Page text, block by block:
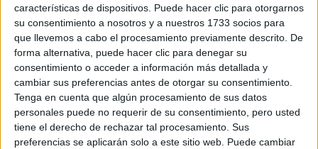
características de dispositivos. Puede hacer clic para otorgarnos
su consentimiento a nosotros y a nuestros 1733 socios para
que llevemos a cabo el procesamiento previamente descrito. De
forma alternativa, puede hacer clic para denegar su
consentimiento o acceder a información más detallada y
cambiar sus preferencias antes de otorgar su consentimiento.
Tenga en cuenta que algún procesamiento de sus datos
personales puede no requerir de su consentimiento, pero usted
tiene el derecho de rechazar tal procesamiento. Sus
preferencias se aplicarán solo a este sitio web. Puede cambiar
Escribe aquí las dudas o preguntas que te gustaría que te
respondieran: plazos de preinscripción, precios, plazas
disponibles…:
Acepto los términos y condicionesy lapolítica de
privacidad:*